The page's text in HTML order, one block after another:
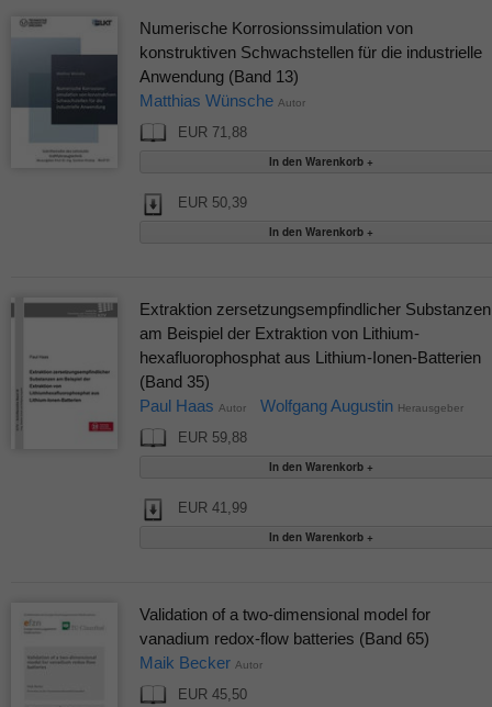
Numerische Korrosionssimulation von
konstruktiven Schwachstellen für die industrielle
Anwendung (Band 13)
Matthias Wünsche Autor
EUR 71,88
EUR 50,39
Extraktion zersetzungsempfindlicher Substanzen
am Beispiel der Extraktion von Lithium-
hexafluorophosphat aus Lithium-Ionen-Batterien
(Band 35)
Paul Haas Autor Wolfgang Augustin Herausgeber
EUR 59,88
EUR 41,99
Validation of a two-dimensional model for
vanadium redox-flow batteries (Band 65)
Maik Becker Autor
EUR 45,50